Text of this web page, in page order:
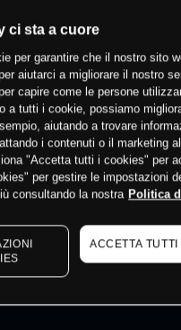
hanno posizioni
Fai trading
indicativi. Accediper
to see latest
ci sta a cuore
per garantire che il nostro sito
aiutarci a migliorare il nostro
capire come le persone
a tutti i cookie, possiamo
aiutando a trovare
i contenuti o il marketing
"Accetta tutti i cookies" per
per gestire le impostazioni
consultando la nostra Politica
ACCETTA